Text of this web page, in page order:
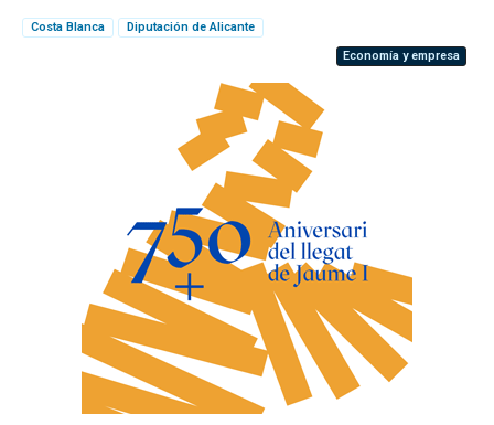
Costa Blanca
Diputación de Alicante
Economía y empresa